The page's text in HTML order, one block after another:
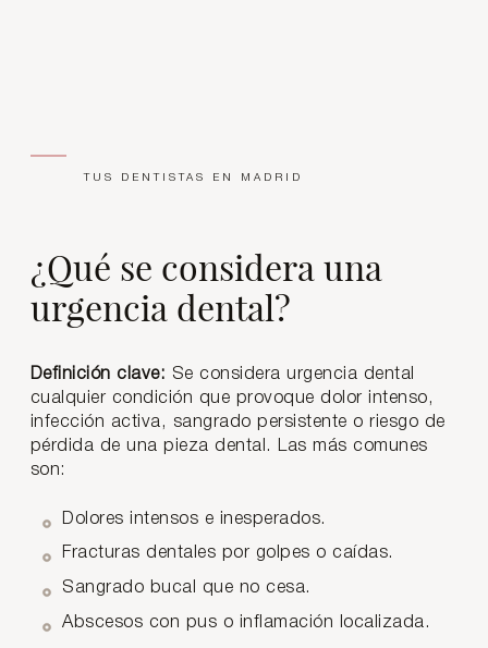
TUS DENTISTAS EN MADRID
¿Qué se considera una
urgencia dental?
Definición clave: Se considera urgencia dental
cualquier condición que provoque dolor intenso,
infección activa, sangrado persistente o riesgo de
pérdida de una pieza dental. Las más comunes
son:
Dolores intensos e inesperados.
Fracturas dentales por golpes o caídas.
Sangrado bucal que no cesa.
Abscesos con pus o inflamación localizada.